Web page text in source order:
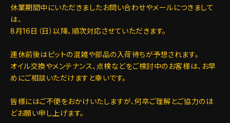
休業期間中にいただきましたお問い合わせやメールにつきまして
は、
8月16日（日）以降、順次対応させていただきます。
連休前後はピットの混雑や部品の入荷待ちが予想されます。
オイル交換やメンテナンス、点検などをご検討中のお客様は、お早
めにご相談いただけますと幸いです。
皆様にはご不便をおかけいたしますが、何卒ご理解とご協力のほ
どお願い申し上げます。